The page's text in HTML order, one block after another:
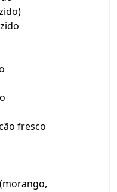
fresco